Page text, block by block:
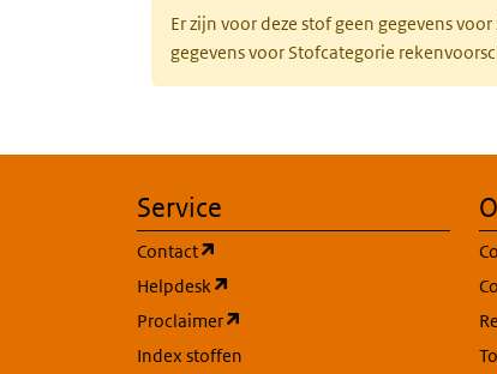
Er zijn voor deze stof geen gegevens
gegevens voor Stofcategorie
Service
Contact
Helpdesk
Proclaimer
Index stoffen